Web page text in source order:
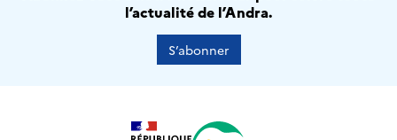
l’actualité de l’Andra.
S’abonner